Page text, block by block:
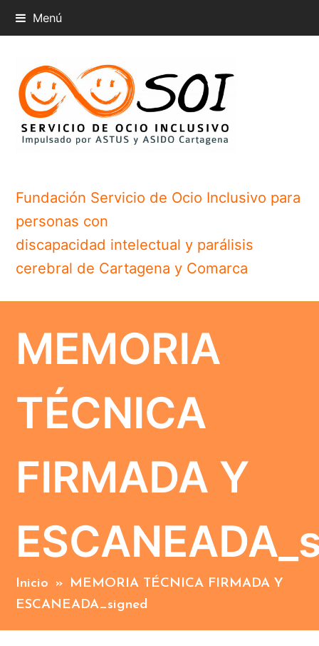
Menú
Fundación Servicio de Ocio Inclusivo para
personas con
discapacidad intelectual y parálisis
cerebral de Cartagena y Comarca
MEMORIA
TÉCNICA
FIRMADA Y
Inicio »
MEMORIA TÉCNICA FIRMADA Y
ESCANEADA_signed